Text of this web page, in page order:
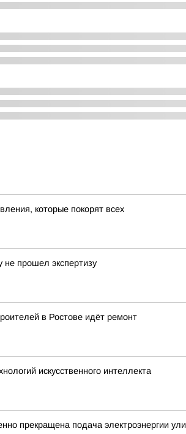
которые покорят всех
не прошел экспертизу
в Ростове идёт ремонт
искусственного интеллекта
прекращена подача электроэнергии